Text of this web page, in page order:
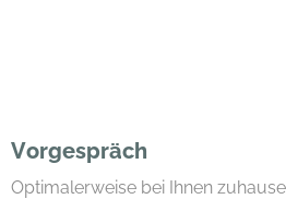
Vorgespräch
Optimalerweise bei Ihnen